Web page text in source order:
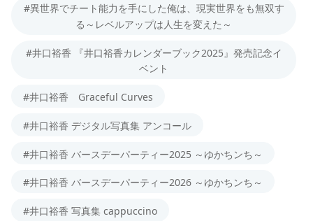
#異世界でチート能力を手にした俺は、現実世界をも無双す
る～レベルアップは人生を変えた～
#井口裕香 『井口裕香カレンダーブック2025』発売記念イ
ベント
#井口裕香 Graceful Curves
#井口裕香 デジタル写真集 アンコール
#井口裕香 バースデーパーティー2025 ～ゆかちンち～
#井口裕香 バースデーパーティー2026 ～ゆかちンち～
#井口裕香 写真集 cappuccino